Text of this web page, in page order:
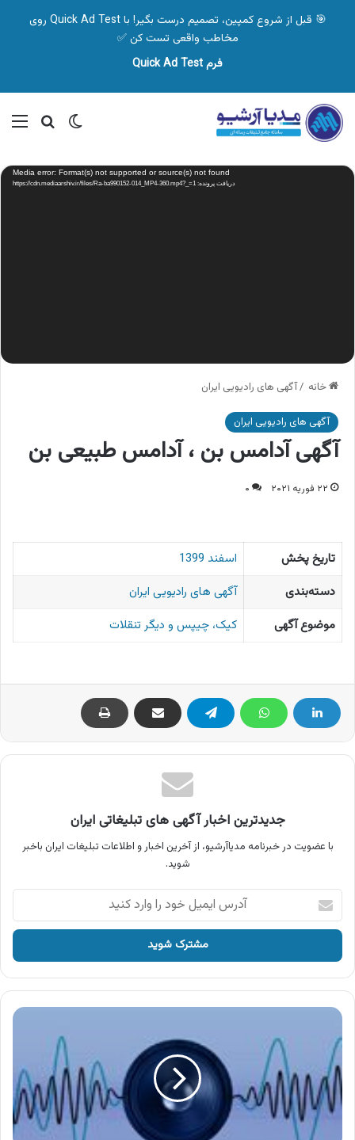
🎯 قبل از شروع کمپین، تصمیم درست بگیر! با Quick Ad Test روی
مخاطب واقعی تست کن ✅
فرم Quick Ad Test
تغییر پوسته
نمایشگر
ویدیو Media error: Format(s) not supported or source(s) not found
دریافت پرونده: https://cdn.mediaarshiv.ir/files/Ra-ba990152-014_MP4-360.mp4?_=1
خانه /آگهی های رادیویی ایران
آگهی های رادیویی ایران
آگهی آدامس بن ، آدامس طبیعی بن
۲۲ فوریه ۲۰۲۱ ۰
تاریخ پخش
اسفند 1399
دسته‌بندی
آگهی های رادیویی ایران
موضوع آگهی
کیک، چیپس و دیگر تنقلات
جدیدترین اخبار آگهی های تبلیغاتی ایران
با عضویت در خبرنامه مدیاآرشیو، از آخرین اخبار و اطلاعات تبلیغات ایران باخبر
شوید.
آدرس
ایمیل
خود
وارد
کنید
آگهی
کاسپین
،
بزرگترین
مجموعه
تفریحات
دریایی